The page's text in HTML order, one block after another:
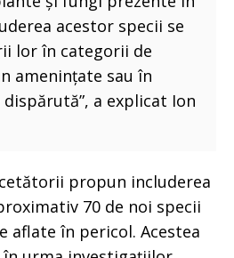
acestor specii se
lor în categorii de
amenințate sau în
a explicat Ion
propun includerea
70 de noi specii
aflate în pericol. Acestea